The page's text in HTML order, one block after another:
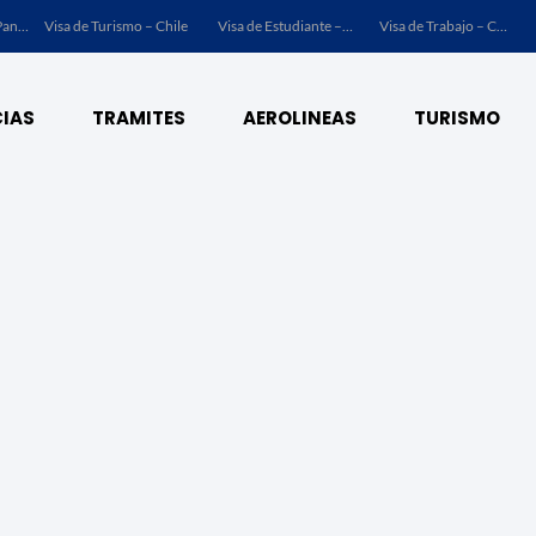
Visa de Turismo – Panamá Visa de Turismo – Chile Visa de Estudiante – Chile Visa de Trabajo – Chile
TRAMITES AEROLINEAS TURISMO